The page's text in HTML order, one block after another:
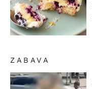
ZABAVA